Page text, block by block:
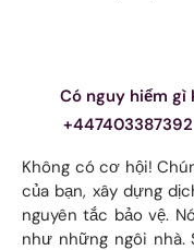
Có nguy hiểm
Không có cơ hội!
của bạn, xây dựng
nguyên tắc bảo vệ.
như những ngôi